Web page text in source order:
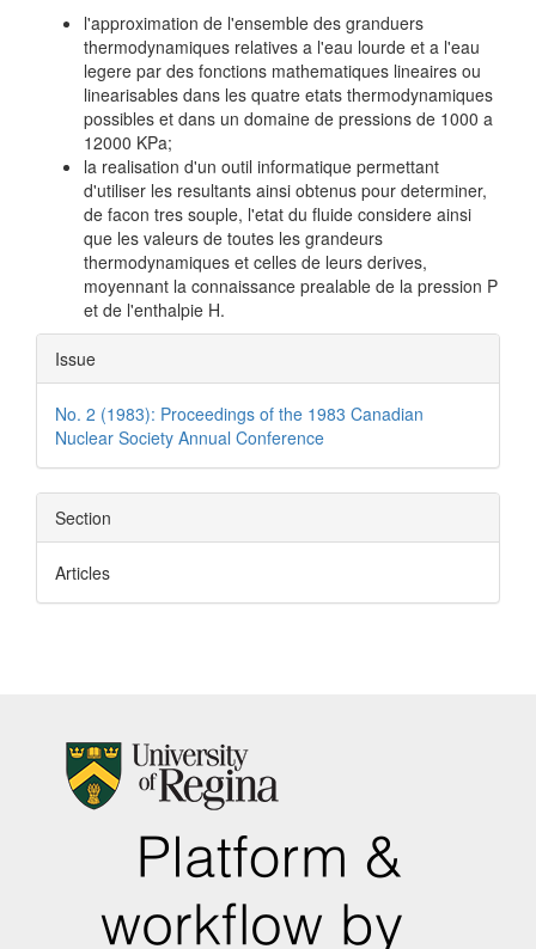
l'approximation de l'ensemble des granduers
thermodynamiques relatives a l'eau lourde et a l'eau
legere par des fonctions mathematiques lineaires ou
linearisables dans les quatre etats thermodynamiques
possibles et dans un domaine de pressions de 1000 a
12000 KPa;
la realisation d'un outil informatique permettant
d'utiliser les resultants ainsi obtenus pour determiner,
de facon tres souple, l'etat du fluide considere ainsi
que les valeurs de toutes les grandeurs
thermodynamiques et celles de leurs derives,
moyennant la connaissance prealable de la pression P
et de l'enthalpie H.
Article
Details
Issue
No. 2 (1983): Proceedings of the 1983 Canadian
Nuclear Society Annual Conference
Section
Articles